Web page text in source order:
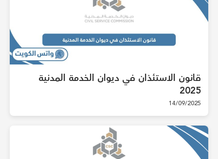
قانون الاستئذان في ديوان الخدمة المدنية
2025
14/09/2025